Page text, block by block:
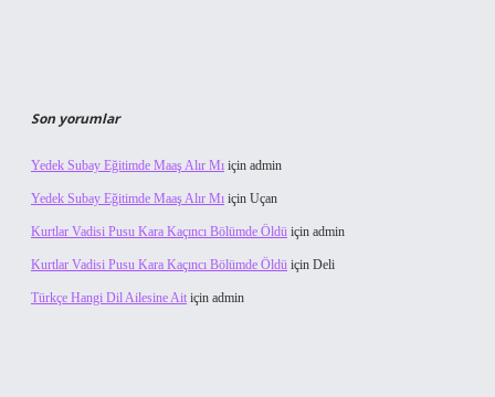
Son yorumlar
Yedek Subay Eğitimde Maaş Alır Mı için admin
Yedek Subay Eğitimde Maaş Alır Mı için Uçan
Kurtlar Vadisi Pusu Kara Kaçıncı Bölümde Öldü için admin
Kurtlar Vadisi Pusu Kara Kaçıncı Bölümde Öldü için Deli
Türkçe Hangi Dil Ailesine Ait için admin